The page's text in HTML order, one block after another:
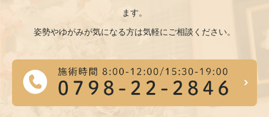
ます。
姿勢やゆがみが気になる方は気軽にご相談ください。